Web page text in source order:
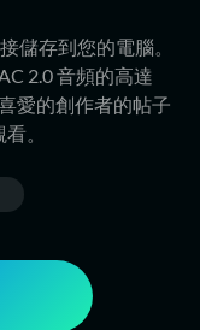
儲存到您的電腦。
2.0 音頻的高達
愛的創作者的帖子
。